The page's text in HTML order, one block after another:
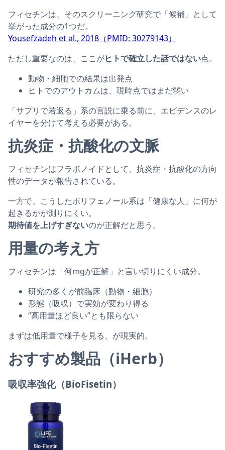
フィセチンは、そのスクリーニング研究で「候補」として
挙がった成分の1つだ。
Yousefzadeh et al., 2018（PMID: 30279143）
ただし重要なのは、ここがヒトで確立した話ではない点。
動物・細胞での結果は出発点
ヒトでのアウトカムは、現時点ではまだ弱い
「サプリで若返る」系の言説に乗る前に、エビデンスのレ
イヤーを分けて考える必要がある。
抗炎症・抗酸化の文脈
フィセチンはフラボノイドとして、抗炎症・抗酸化の方向
性のデータが報告されている。
一方で、こうしたポリフェノール系は「健康な人」に何が
起きるかが測りにくい。
期待値を上げすぎないのが正解だと思う。
用量の考え方
フィセチンは「何mgが正解」と言い切りにくい成分。
研究の多くが前臨床（動物・細胞）
形態（吸収）で実効が変わり得る
“高用量ほど良い”とも限らない
まずは低用量で様子を見る、が現実的。
おすすめ製品（iHerb）
吸収率強化（BioFisetin）
Life Extension, バイオフィセチン、ベジカプセル30粒の商